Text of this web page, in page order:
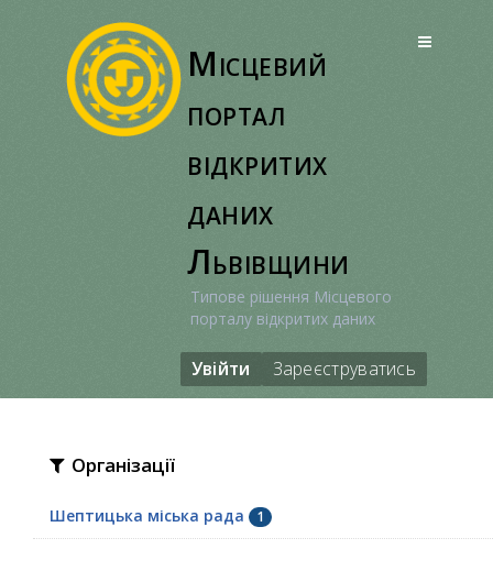
Місцевий
портал
відкритих
даних
Львівщини
Типове рішення Місцевого
порталу відкритих даних
Увійти Зареєструватись
Організації
Шептицька міська рада 1